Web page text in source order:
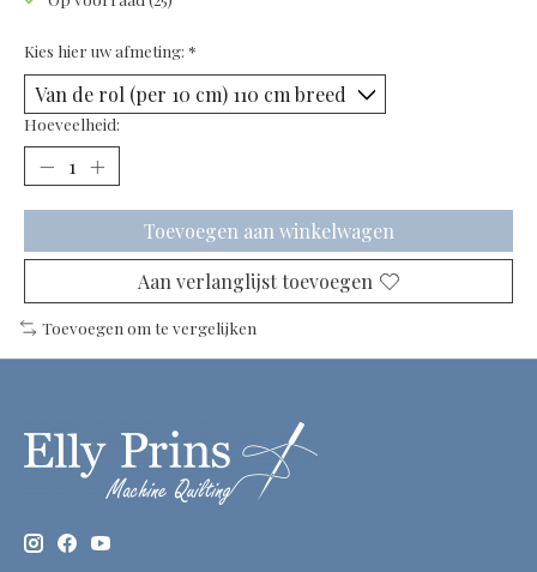
Kies hier uw afmeting: *
Hoeveelheid:
Toevoegen aan winkelwagen
Aan verlanglijst toevoegen
Toevoegen om te vergelijken